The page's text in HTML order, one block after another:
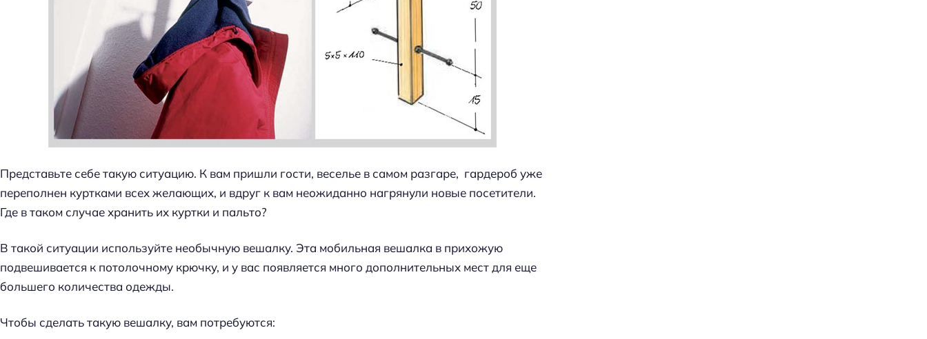
Представьте себе такую ситуацию. К вам пришли гости, веселье в самом разгаре, гардероб уже
переполнен куртками всех желающих, и вдруг к вам неожиданно нагрянули новые посетители.
Где в таком случае хранить их куртки и пальто?
В такой ситуации используйте необычную вешалку. Эта мобильная вешалка в прихожую
подвешивается к потолочному крючку, и у вас появляется много дополнительных мест для еще
большего количества одежды.
Чтобы сделать такую вешалку, вам потребуются: